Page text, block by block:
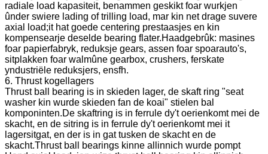
radiale load kapasiteit, benammen geskikt foar wurkjen
ûnder swiere lading of trilling load, mar kin net drage suvere
axial load;it hat goede centering prestaasjes en kin
kompensearje deselde bearing flater.Haadgebrûk: masines
foar papierfabryk, reduksje gears, assen foar spoarauto's,
sitplakken foar walmûne gearbox, crushers, ferskate
yndustriële reduksjers, ensfh.
6. Thrust kogellagers
Thrust ball bearing is in skieden lager, de skaft ring "seat
washer kin wurde skieden fan de koai" stielen bal
komponinten.De skaftring is in ferrule dy't oerienkomt mei de
skacht, en de sitring is in ferrule dy't oerienkomt mei it
lagersitgat, en der is in gat tusken de skacht en de
skacht.Thrust ball bearings kinne allinnich wurde pompt